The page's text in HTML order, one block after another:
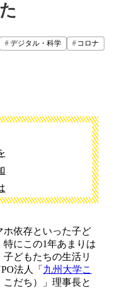
デジタル・科学 コロナ
依存といった子ど
にこの1年あまりは
どもたちの生活リ
法人「 九州大学こ
こだち）」理事長と